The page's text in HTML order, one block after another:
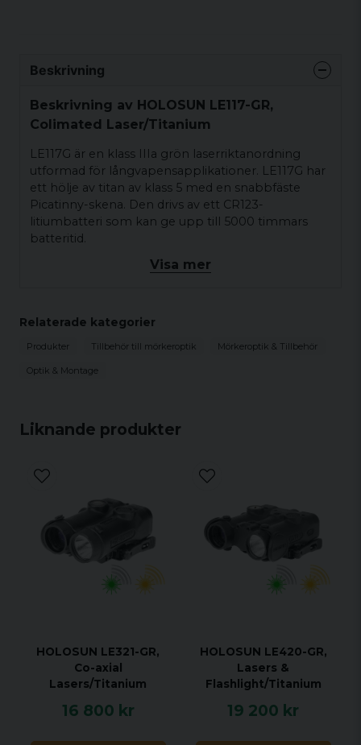
Liknande produkter
HOLOSUN LE321-GR,
Co-axial
Lasers/Titanium
16 800 kr
HOLOSUN LE420-GR,
Lasers &
Flashlight/Titanium
19 200 kr
Beskrivning
Beskrivning av HOLOSUN LE117-GR,
Colimated Laser/Titanium
LE117G är en klass IIIa grön laserriktanordning
utformad för långvapensapplikationer. LE117G har
ett hölje av titan av klass 5 med en snabbfäste
Picatinny-skena. Den drivs av ett CR123-
litiumbatteri som kan ge upp till 5000 timmars
batteritid.
En baksida vändbar brytare låter användaren välja
inkluderar även taktila justeringar för vindage och
aktiveringsknapp på ovansidan.
LE117G är den idealiska lösningen för
långa sessioner på fältet.
FYSISK SPECIFIKATION
Dimension (tum): 3,43 × 1,77 × 1,34
MEKANISKA SPECIFIKATIONER
Höljesmaterial: Titan
Justeringsomfång för höjd och vindage:
±60 MOA
MILJÖSPECIFIKATIONER
Visa mer
Relaterade kategorier
Produkter Tillbehör till mörkeroptik Mörkeroptik & Tillbehör
Optik & Montage